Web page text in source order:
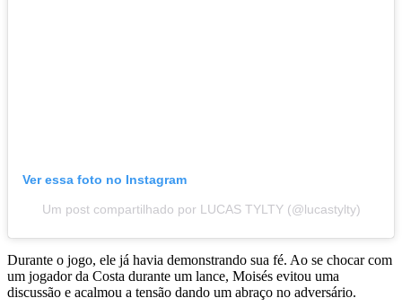
Ver essa foto no Instagram
Um post compartilhado por LUCAS TYLTY (@lucastylty)
Durante o jogo, ele já havia demonstrando sua fé. Ao se chocar com
um jogador da Costa durante um lance, Moisés evitou uma
discussão e acalmou a tensão dando um abraço no adversário.